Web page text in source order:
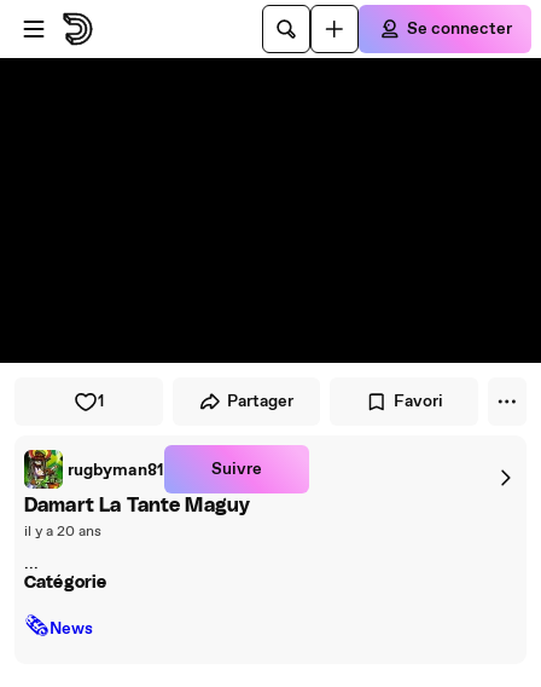
Passer au player
Passer au contenu principal
Se connecter
1 Partager Favori
rugbyman81 Suivre
Damart La Tante Maguy
il y a 20 ans
...
Catégorie
🗞News